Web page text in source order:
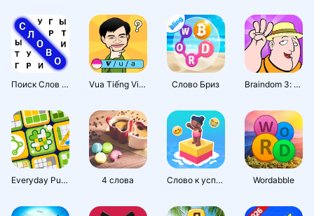
Поиск Слов Пазл Vua Tiếng Việt – Vua TV Слово Бриз Braindom 3: игры головоломки
Everyday Puzzles: мини-игры 4 слова Слово к успеху Wordabble